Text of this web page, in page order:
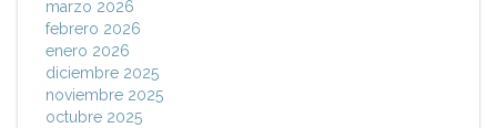
marzo 2026
febrero 2026
enero 2026
diciembre 2025
noviembre 2025
octubre 2025